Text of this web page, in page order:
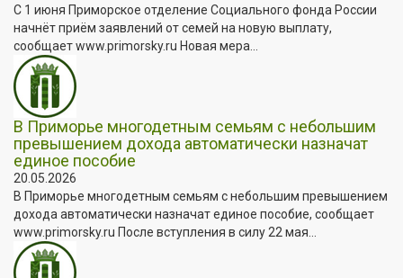
С 1 июня Приморское отделение Социального фонда России
начнёт приём заявлений от семей на новую выплату,
сообщает www.primorsky.ru Новая мера...
В Приморье многодетным семьям с небольшим
превышением дохода автоматически назначат
единое пособие
20.05.2026
В Приморье многодетным семьям с небольшим превышением
дохода автоматически назначат единое пособие, сообщает
www.primorsky.ru После вступления в силу 22 мая...